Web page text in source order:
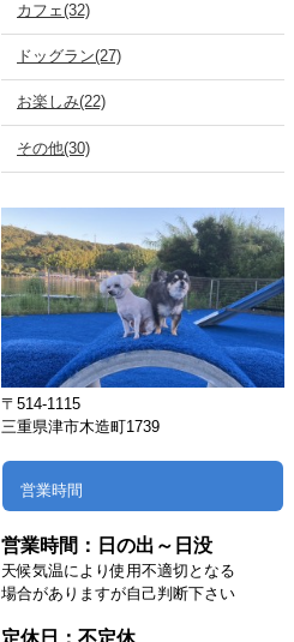
カフェ(32)
ドッグラン(27)
お楽しみ(22)
その他(30)
〒514-1115
三重県津市木造町1739
営業時間
営業時間： 日の出～日没
天候気温により使用不適切となる
場合がありますが自己判断下さい
定休日：不定休